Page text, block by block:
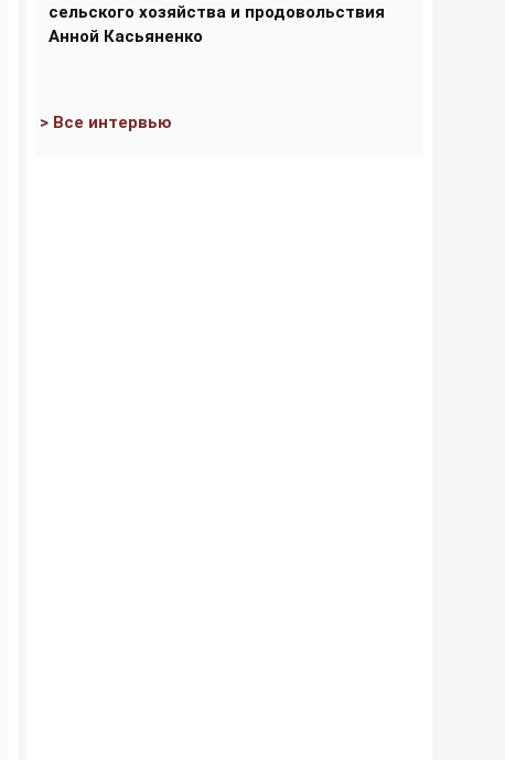
сельского хозяйства и продовольствия
Анной Касьяненко
> Все интервью